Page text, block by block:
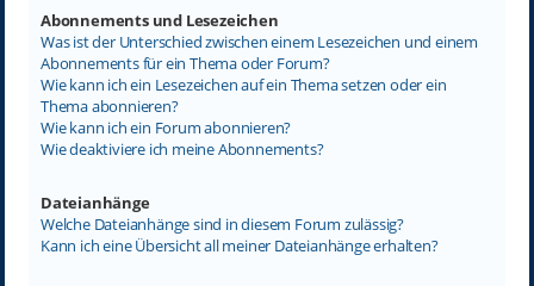
Abonnements und Lesezeichen
Was ist der Unterschied zwischen einem Lesezeichen und einem
Abonnements für ein Thema oder Forum?
Wie kann ich ein Lesezeichen auf ein Thema setzen oder ein
Thema abonnieren?
Wie kann ich ein Forum abonnieren?
Wie deaktiviere ich meine Abonnements?
Dateianhänge
Welche Dateianhänge sind in diesem Forum zulässig?
Kann ich eine Übersicht all meiner Dateianhänge erhalten?